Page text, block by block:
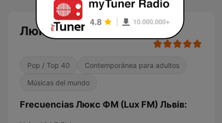
Люкс ФМ (Lux FM) Львів
Pop / Top 40 Contemporánea para adultos
Músicas del mundo
Frecuencias Люкс ФМ (Lux FM) Львів: